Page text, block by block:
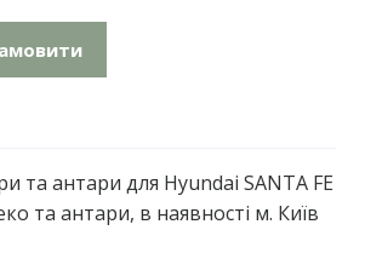
та антари для Hyundai SANTA FE
та антари, в наявності м. Київ